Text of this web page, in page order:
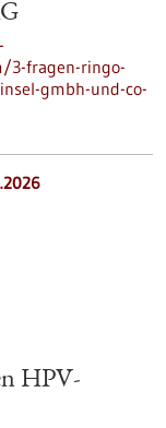
3-fragen-ringo-
gmbh-und-co-
HPV-